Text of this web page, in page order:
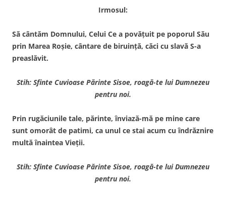
Irmosul:
Să cântăm Domnului, Celui Ce a povăţuit pe poporul Său
prin Marea Roşie, cântare de biruinţă, căci cu slavă S-a
preaslăvit.
Stih: Sfinte Cuvioase Părinte Sisoe, roagă-te lui Dumnezeu
pentru noi.
Prin rugăciunile tale, părinte, înviază-mă pe mine care
sunt omorât de patimi, ca unul ce stai acum cu îndrăznire
multă înaintea Vieţii.
Stih: Sfinte Cuvioase Părinte Sisoe, roagă-te lui Dumnezeu
pentru noi.